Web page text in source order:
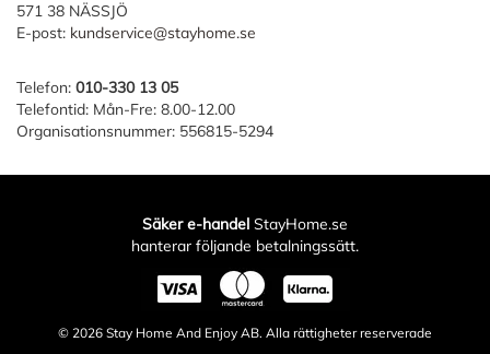
571 38 NÄSSJÖ
E-post: kundservice@stayhome.se
Telefon: 010-330 13 05
Telefontid: Mån-Fre: 8.00-12.00
Organisationsnummer: 556815-5294
Säker e-handel StayHome.se
hanterar följande betalningssätt.
© 2026 Stay Home And Enjoy AB. Alla rättigheter reserverade